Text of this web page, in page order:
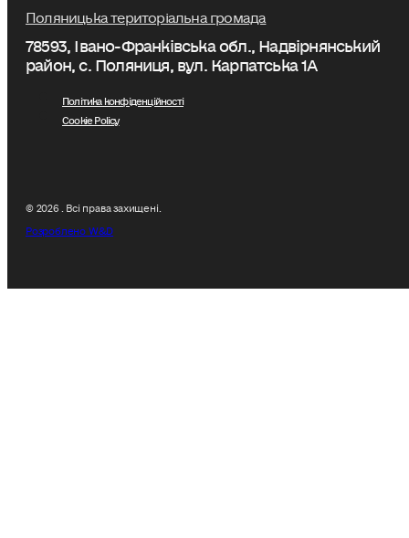
Поляницька територіальна громада
78593, Івано-Франківська обл., Надвірнянський
район, с. Поляниця, вул. Карпатська 1А
Політика конфіденційності
Cookie Policy
© 2026 . Всі права захищені.
Розроблено W&D